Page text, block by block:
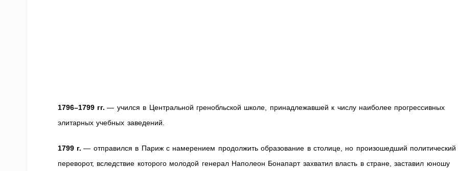
1796–1799 гг. — учился в Центральной гренобльской школе, принадлежавшей к числу наиболее прогрессивных
элитарных учебных заведений.
1799 г. — отправился в Париж с намерением продолжить образование в столице, но произошедший политический
переворот, вследствие которого молодой генерал Наполеон Бонапарт захватил власть в стране, заставил юношу